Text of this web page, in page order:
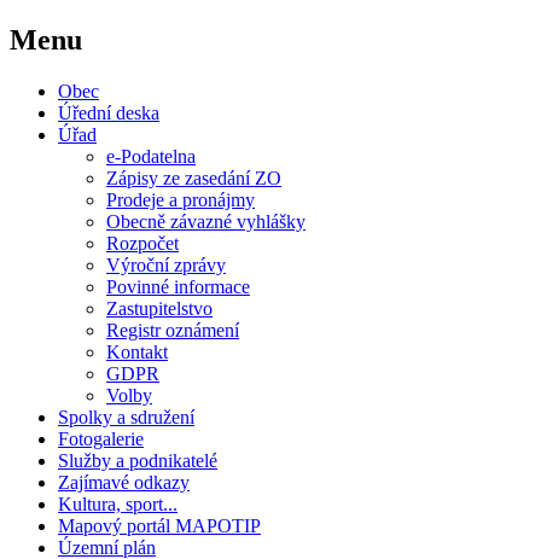
Menu
Obec
Úřední deska
Úřad
e-Podatelna
Zápisy ze zasedání ZO
Prodeje a pronájmy
Obecně závazné vyhlášky
Rozpočet
Výroční zprávy
Povinné informace
Zastupitelstvo
Registr oznámení
Kontakt
GDPR
Volby
Spolky a sdružení
Fotogalerie
Služby a podnikatelé
Zajímavé odkazy
Kultura, sport...
Mapový portál MAPOTIP
Územní plán